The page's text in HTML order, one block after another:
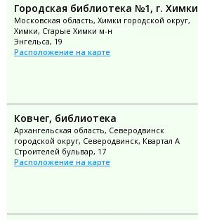
Городская библиотека №1, г. Химки
Московская область, Химки городской округ,
Химки, Старые Химки м-н
Энгельса, 19
Расположение на карте
Ковчег, библиотека
Архангельская область, Северодвинск
городской округ, Северодвинск, Квартал А
Строителей бульвар, 17
Расположение на карте